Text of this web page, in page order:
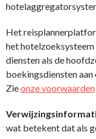
Het
het hotelzoeksysteem
diensten als de
boekingsdiensten
Zieonze voorwaarden
wat betekent dat als